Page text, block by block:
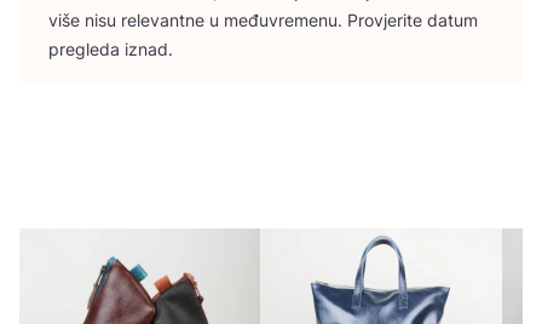
više nisu rele­vant­ne u među­vre­me­nu. Pro­vje­ri­te datum
pre­gle­da iznad.